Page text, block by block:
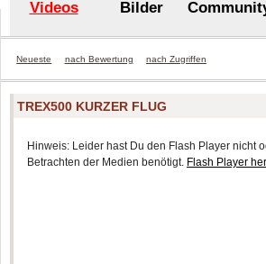
Videos Bilder
Neueste nach Bewertung nach Zugriffen
TREX500 KURZER FLUG
Hinweis: Leider hast Du den Flash Player nicht
Betrachten der Medien benötigt. Flash Player